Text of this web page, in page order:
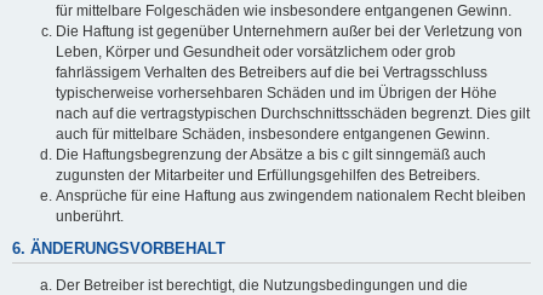
für mittelbare Folgeschäden wie insbesondere entgangenen Gewinn.
Die Haftung ist gegenüber Unternehmern außer bei der Verletzung von
Leben, Körper und Gesundheit oder vorsätzlichem oder grob
fahrlässigem Verhalten des Betreibers auf die bei Vertragsschluss
typischerweise vorhersehbaren Schäden und im Übrigen der Höhe
nach auf die vertragstypischen Durchschnittsschäden begrenzt. Dies gilt
auch für mittelbare Schäden, insbesondere entgangenen Gewinn.
Die Haftungsbegrenzung der Absätze a bis c gilt sinngemäß auch
zugunsten der Mitarbeiter und Erfüllungsgehilfen des Betreibers.
Ansprüche für eine Haftung aus zwingendem nationalem Recht bleiben
unberührt.
6. ÄNDERUNGSVORBEHALT
Der Betreiber ist berechtigt, die Nutzungsbedingungen und die